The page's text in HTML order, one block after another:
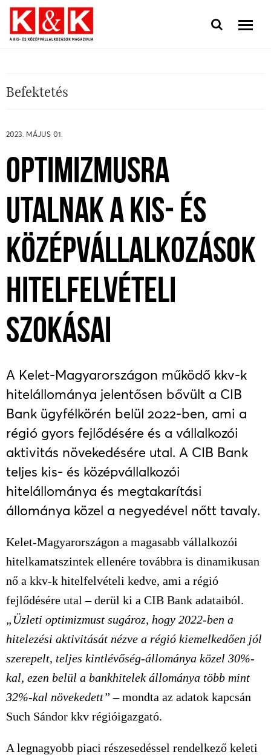
Befektetés
2023. MÁJUS 01.
OPTIMIZMUSRA
UTALNAK A KIS- ÉS
KÖZÉPVÁLLALKOZÁSOK
HITELFELVÉTELI
SZOKÁSAI
A Kelet-Magyarországon működő kkv-k
hitelállománya jelentősen bővült a CIB
Bank ügyfélkörén belül 2022-ben, ami a
régió gyors fejlődésére és a vállalkozói
aktivitás növekedésére utal. A CIB Bank
teljes kis- és középvállalkozói
hitelállománya és megtakarítási
állománya közel a negyedével nőtt tavaly.
Kelet-Magyarországon a magasabb vállalkozói
hitelkamatszintek ellenére továbbra is dinamikusan
nő a kkv-k hitelfelvételi kedve, ami a régió
fejlődésére utal – derül ki a CIB Bank adataiból.
„Üzleti optimizmust sugároz, hogy 2022-ben a
hitelezési aktivitását nézve a régió kiemelkedően jól
szerepelt, teljes kintlévőség-állománya közel 30%-
kal, ezen belül a bankhitelek állománya több mint
32%-kal növekedett” – mondta az adatok kapcsán
Such Sándor kkv régióigazgató.
A legnagyobb piaci részesedéssel rendelkező keleti